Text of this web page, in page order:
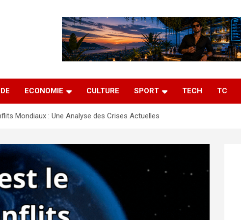
ECONOMIE CULTURE SPORT TECH TC
Mondiaux : Une Analyse des Crises Actuelles